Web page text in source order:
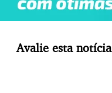
Avalie esta notícia